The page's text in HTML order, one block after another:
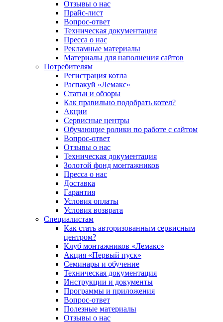
Отзывы о нас
Прайс-лист
Вопрос-ответ
Техническая документация
Пресса о нас
Рекламные материалы
Материалы для наполнения сайтов
Потребителям
Регистрация котла
Распакуй «Лемакс»
Статьи и обзоры
Как правильно подобрать котел?
Акции
Сервисные центры
Обучающие ролики по работе с сайтом
Вопрос-ответ
Отзывы о нас
Техническая документация
Золотой фонд монтажников
Пресса о нас
Доставка
Гарантия
Условия оплаты
Условия возврата
Специалистам
Как стать авторизованным сервисным
центром?
Клуб монтажников «Лемакс»
Акция «Первый пуск»
Семинары и обучение
Техническая документация
Инструкции и документы
Программы и приложения
Вопрос-ответ
Полезные материалы
Отзывы о нас